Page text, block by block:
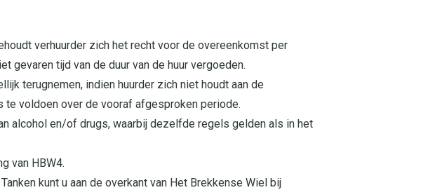
verhuurder zich het recht voor de overeenkomst per
gevaren tijd van de duur van de huur vergoeden.
terugnemen, indien huurder zich niet houdt aan de
te voldoen over de vooraf afgesproken periode.
alcohol en/of drugs, waarbij dezelfde regels gelden als in het
van HBW4.
kunt u aan de overkant van Het Brekkense Wiel bij